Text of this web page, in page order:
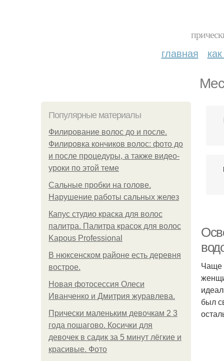
главная
Популярные материалы
Филирование волос до и после.
Филировка кончиков волос: фото до
и после процедуры, а также видео-
уроки по этой теме
Сальные пробки на голове.
Нарушение работы сальных желез
Капус студио краска для волос
палитра. Палитра красок для волос
Kapous Professional
В нюксенском районе есть деревня
вострое.
Новая фотосессия Олеси
Иванченко и Дмитрия журавлева.
Прически маленьким девочкам 2 3
года пошагово. Косички для
девочек в садик за 5 минут лёгкие и
красивые. Фото
Чаще
был